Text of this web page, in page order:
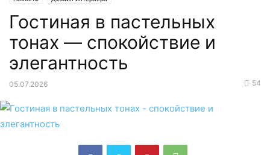
Гостиная в пастельных
тонах — спокойствие и
элегантность
05.07.2026 54